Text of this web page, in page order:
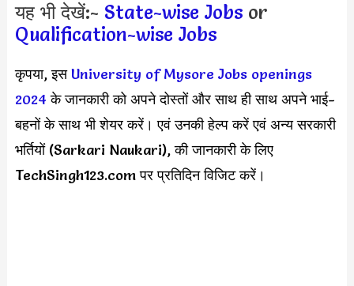
यह भी देखें:- State-wise Jobs or
Qualification-wise Jobs
कृपया, इसUniversity of Mysore Jobs openings
2024 के जानकारी को अपने दोस्तों और साथ ही साथ अपने भाई-
बहनों के साथ भी शेयर करें। एवं उनकी हेल्प करें एवं अन्य सरकारी
भर्तियों (Sarkari Naukari), की जानकारी के लिए
TechSingh123.com पर प्रतिदिन विजिट करें।